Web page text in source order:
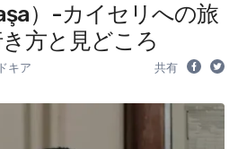
）-カイセリへの旅
方と見どころ
キア 共有